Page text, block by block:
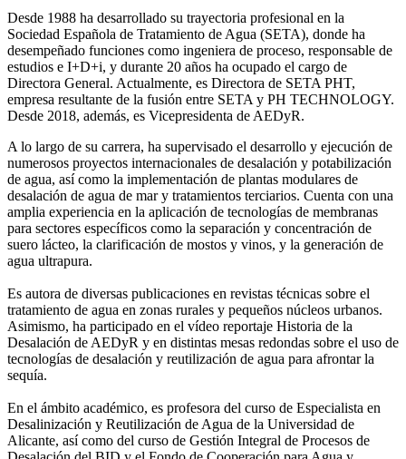
Desde 1988 ha desarrollado su trayectoria profesional en la
Sociedad Española de Tratamiento de Agua (SETA), donde ha
desempeñado funciones como ingeniera de proceso, responsable de
estudios e I+D+i, y durante 20 años ha ocupado el cargo de
Directora General. Actualmente, es Directora de SETA PHT,
empresa resultante de la fusión entre SETA y PH TECHNOLOGY.
Desde 2018, además, es Vicepresidenta de AEDyR.
A lo largo de su carrera, ha supervisado el desarrollo y ejecución de
numerosos proyectos internacionales de desalación y potabilización
de agua, así como la implementación de plantas modulares de
desalación de agua de mar y tratamientos terciarios. Cuenta con una
amplia experiencia en la aplicación de tecnologías de membranas
para sectores específicos como la separación y concentración de
suero lácteo, la clarificación de mostos y vinos, y la generación de
agua ultrapura.
Es autora de diversas publicaciones en revistas técnicas sobre el
tratamiento de agua en zonas rurales y pequeños núcleos urbanos.
Asimismo, ha participado en el vídeo reportaje Historia de la
Desalación de AEDyR y en distintas mesas redondas sobre el uso de
tecnologías de desalación y reutilización de agua para afrontar la
sequía.
En el ámbito académico, es profesora del curso de Especialista en
Desalinización y Reutilización de Agua de la Universidad de
Alicante, así como del curso de Gestión Integral de Procesos de